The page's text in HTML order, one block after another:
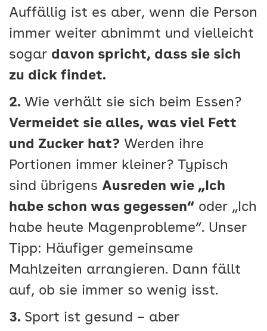
Auffällig ist es aber, wenn die Person
immer weiter abnimmt und vielleicht
sogar davon spricht, dass sie sich
zu dick findet.
2. Wie verhält sie sich beim Essen?
Vermeidet sie alles, was viel Fett
und Zucker hat? Werden ihre
Portionen immer kleiner? Typisch
sind übrigens Ausreden wie „Ich
habe schon was gegessen“ oder „Ich
habe heute Magenprobleme“. Unser
Tipp: Häufiger gemeinsame
Mahlzeiten arrangieren. Dann fällt
auf, ob sie immer so wenig isst.
3. Sport ist gesund – aber